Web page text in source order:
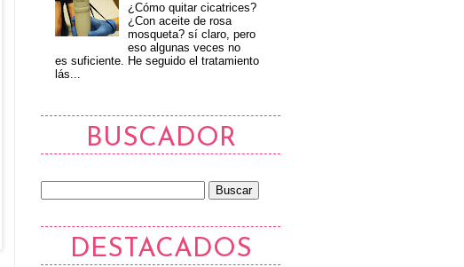
¿Cómo quitar cicatrices?
¿Con aceite de rosa
mosqueta? sí claro, pero
eso algunas veces no
es suficiente. He seguido el tratamiento
lás...
BUSCADOR
DESTACADOS